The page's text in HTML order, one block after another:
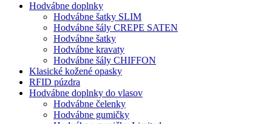
Hodvábne doplnky
Hodvábne šatky SLIM
Hodvábne šály CREPE SATEN
Hodvábne šatky
Hodvábne kravaty
Hodvábne šály CHIFFON
Klasické kožené opasky
RFID púzdra
Hodvábne doplnky do vlasov
Hodvábne čelenky
Hodvábne gumičky